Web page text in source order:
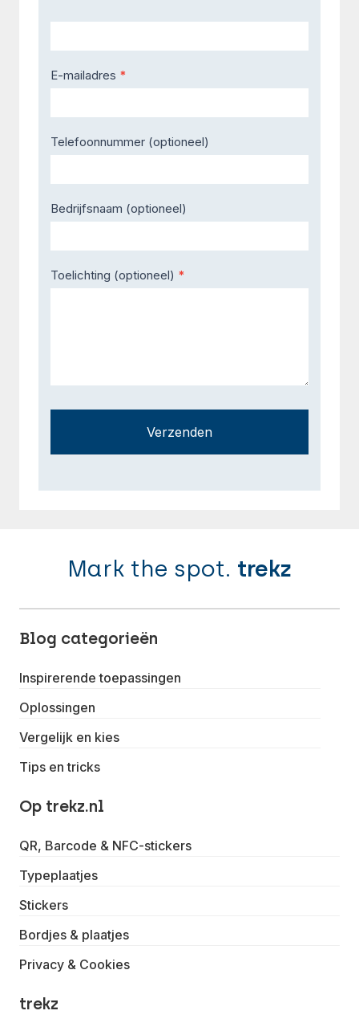
E-mailadres *
Telefoonnummer (optioneel)
Bedrijfsnaam (optioneel)
Toelichting (optioneel) *
Verzenden
Mark the spot. trekz
Blog categorieën
Inspirerende toepassingen
Oplossingen
Vergelijk en kies
Tips en tricks
Op trekz.nl
QR, Barcode & NFC-stickers
Typeplaatjes
Stickers
Bordjes & plaatjes
Privacy & Cookies
trekz